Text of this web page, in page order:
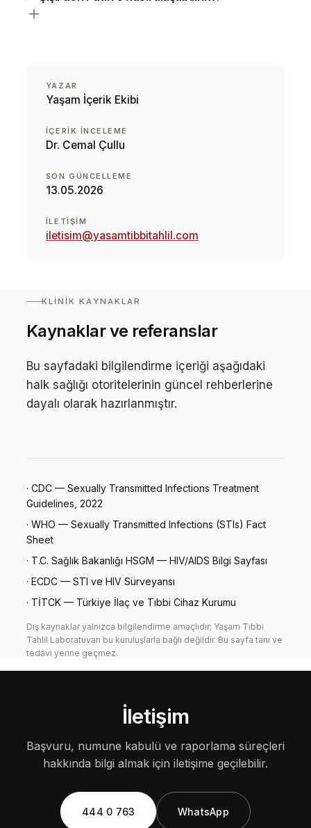
YAZAR
Yaşam İçerik Ekibi
İÇERIK INCELEME
Dr. Cemal Çullu
SON GÜNCELLEME
13.05.2026
İLETIŞIM
iletisim@yasamtibbitahlil.com
KLINIK KAYNAKLAR
Kaynaklar ve referanslar
Bu sayfadaki bilgilendirme içeriği aşağıdaki
halk sağlığı otoritelerinin güncel rehberlerine
dayalı olarak hazırlanmıştır.
· CDC — Sexually Transmitted Infections Treatment
Guidelines, 2022
· WHO — Sexually Transmitted Infections (STIs) Fact
Sheet
· T.C. Sağlık Bakanlığı HSGM — HIV/AIDS Bilgi Sayfası
· ECDC — STI ve HIV Sürveyansı
· TİTCK — Türkiye İlaç ve Tıbbi Cihaz Kurumu
Dış kaynaklar yalnızca bilgilendirme amaçlıdır; Yaşam Tıbbi
Tahlil Laboratuvarı bu kuruluşlarla bağlı değildir. Bu sayfa tanı ve
tedavi yerine geçmez.
İletişim
Başvuru, numune kabulü ve raporlama süreçleri
hakkında bilgi almak için iletişime geçilebilir.
444 0 763 WhatsApp